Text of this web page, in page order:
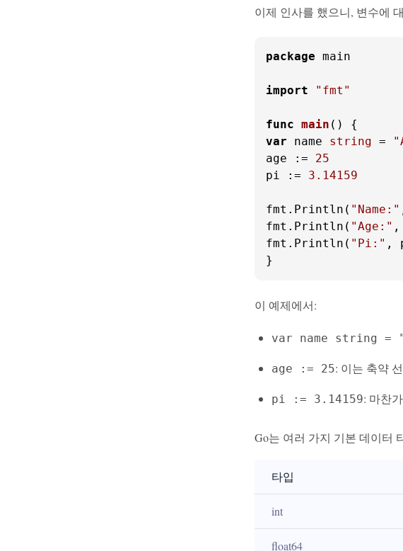
이제 인사를 했으니, 변수에
package main
import "fmt"
func main ()
var name string =
age := 25
pi := 3.14159
fmt.Println( "Name:"
fmt.Println( "Age:" ,
fmt.Println( "Pi:" ,
}
이 예제에서:
var name string =
age := 25: 이는 축약
pi := 3.14159: 마찬
Go는 여러 가지 기본 데이터
타입
int
float64